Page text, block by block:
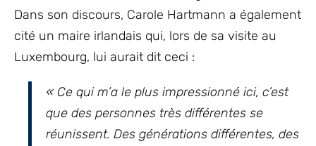
Dans son discours, Carole Hartmann a également
cité un maire irlandais qui, lors de sa visite au
Luxembourg, lui aurait dit ceci :
« Ce qui m’a le plus impressionné ici, c’est
que des personnes très différentes se
réunissent. Des générations différentes, des